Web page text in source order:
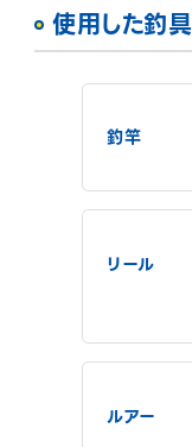
使用した釣具
釣竿
リール
ルアー